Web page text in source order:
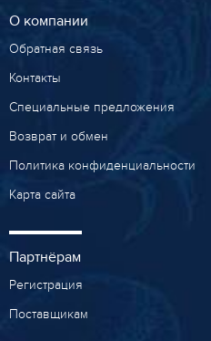
О компании
Обратная связь
Контакты
Специальные предложения
Возврат и обмен
Политика конфиденциальности
Карта сайта
Партнёрам
Регистрация
Поставщикам